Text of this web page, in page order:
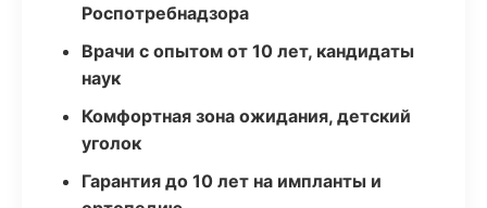
Роспотребнадзора
Врачи с опытом от 10 лет, кандидаты
наук
Комфортная зона ожидания, детский
уголок
Гарантия до 10 лет на импланты и